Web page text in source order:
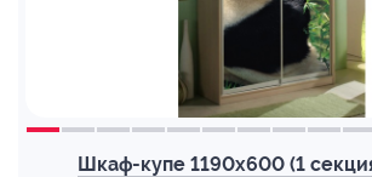
Шкаф-купе 1190х600 (1